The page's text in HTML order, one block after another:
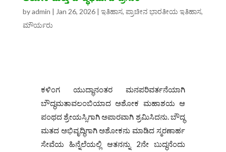
byadmin | Jan 26, 2026| ಇತಿಹಾಸ, ಪ್ರಾಚೀನ ಭಾರತೀಯ ಇತಿಹಾಸ,
ಮೌರ್ಯರು
ಕಳಿಂಗ ಯುದ್ಧಾನಂತರ ಮನಪರಿವರ್ತನೆಯಾಗಿ
ಬೌದ್ಧಮತಾವಲಂಬಿಯಾದ ಅಶೋಕ ಮಹಾಶಯ ಆ
ಪಂಥದ ಶ್ರೇಯಸ್ಸಿಗಾಗಿ ಅಪಾರವಾಗಿ ಶ್ರಮಿಸಿದನು. ಬೌದ್ಧ
ಮತದ ಅಭಿವೃದ್ಧಿಗಾಗಿ ಅಶೋಕನು ಮಾಡಿದ ಸ್ಮರಣಾರ್ಹ
ಸೇವೆಯ ಹಿನ್ನೆಲೆಯಲ್ಲಿ ಆತನನ್ನು 2ನೇ ಬುದ್ಧನೆಂದು